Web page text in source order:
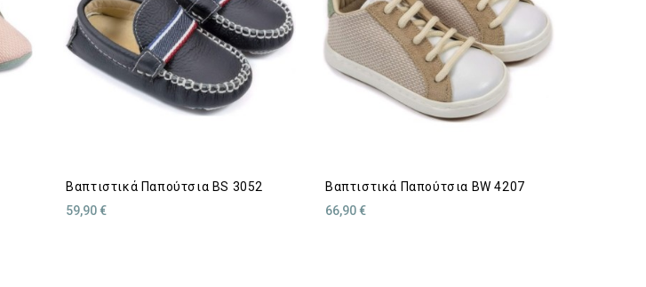
Βαπτιστικά Παπούτσια BS 3052
59,90 €
Βαπτιστικά Παπούτσια BW 4207
66,90 €